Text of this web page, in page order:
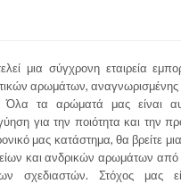
μια σύγχρονη εταιρεία
αρωμάτων, αναγνωρισμένης
τα αρώματά μας είναι
για την ποιότητα και την
μας κατάστημα, θα βρείτε
και ανδρικών αρωμάτων από
σχεδιαστών. Στόχος μας